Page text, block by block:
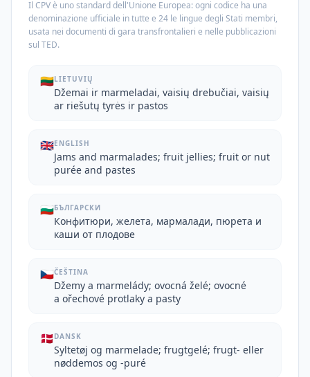
Il CPV è uno standard dell'Unione Europea: ogni codice ha una
denominazione ufficiale in tutte e 24 le lingue degli Stati membri,
usata nei documenti di gara transfrontalieri e nelle pubblicazioni
sul TED.
🇱🇹LIETUVIŲ
Džemai ir marmeladai, vaisių drebučiai, vaisių
ar riešutų tyrės ir pastos
🇬🇧ENGLISH
Jams and marmalades; fruit jellies; fruit or nut
purée and pastes
🇧🇬БЪЛГАРСКИ
Конфитюри, желета, мармалади, пюрета и
каши от плодове
🇨🇿ČEŠTINA
Džemy a marmelády; ovocná želé; ovocné
a ořechové protlaky a pasty
🇩🇰 DANSK
Syltetøj og marmelade; frugtgelé; frugt- eller
nøddemos og -puré